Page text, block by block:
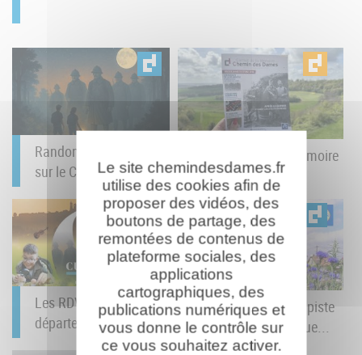
Randonnée nocturne
sur le Chemin des...
Le Carnet de la Mémoire
du Chemin des...
Les RDV Culturels du
département : juin à...
Baludik : un jeu de piste
numérique débarque...
Le site chemindesdames.fr
utilise des cookies afin de
proposer des vidéos, des
boutons de partage, des
remontées de contenus de
plateforme sociales, des
applications
cartographiques, des
publications numériques et
vous donne le contrôle sur
ce vous souhaitez activer.